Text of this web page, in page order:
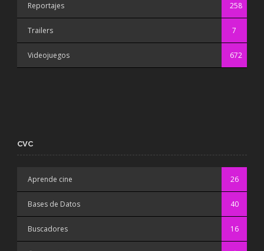
Reportajes 258
Trailers 7
Videojuegos 672
CVC
Aprende cine 26
Bases de Datos 40
Buscadores 16